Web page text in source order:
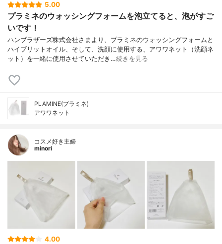
5.00
プラミネのウォッシングフォームを泡立てると、泡がすご
いです！
ハンブラザーズ株式会社さまより、プラミネのウォッシングフォームと
ハイブリットオイル、そして、洗顔に使用する、アワワネット（洗顔ネ
ット）を一緒に使用させていただき…続きを見る
PLAMINE(プラミネ)
アワワネット
コスメ好き主婦
minori
4.00